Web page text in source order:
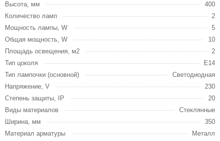
Высота, мм
400
Количество ламп
2
Мощность лампы, W
5
Общая мощность, W
10
Площадь освещения, м2
2
Тип цоколя
E14
Тип лампочки (основной)
Светодиодная
Напряжение, V
230
Степень защиты, IP
20
Виды материалов
Стеклянные
Ширина, мм
350
Материал арматуры
Металл